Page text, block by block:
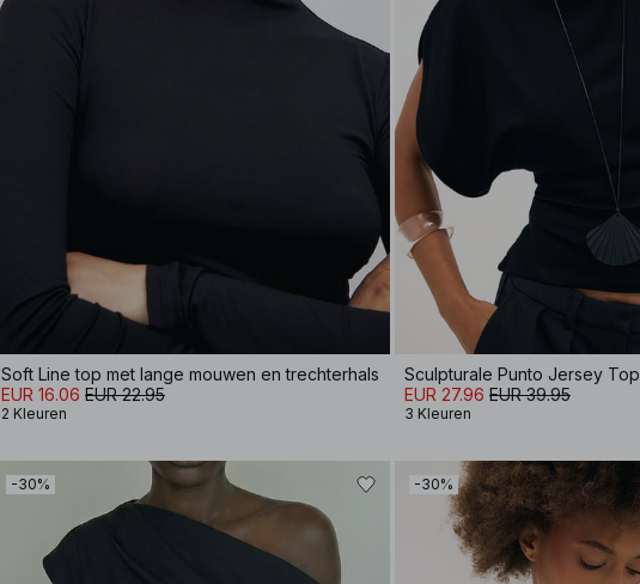
Soft Line top met lange mouwen en trechterhals
EUR 16.06 EUR 22.95
2 Kleuren
Sculpturale Punto Jersey Top
EUR 27.96 EUR 39.95
3 Kleuren
-30% -30%